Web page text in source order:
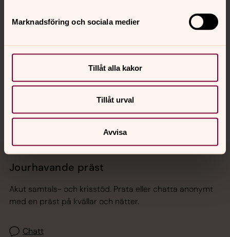
Marknadsföring och sociala medier
Tillåt alla kakor
Tillåt urval
Avvisa
Hitta snabbt
Sociala kanaler
Jourhavande präst
Akut samtals- och krisstöd. Prata eller chatta anonymt
med en präst på kvällar och nätter.
Chatt